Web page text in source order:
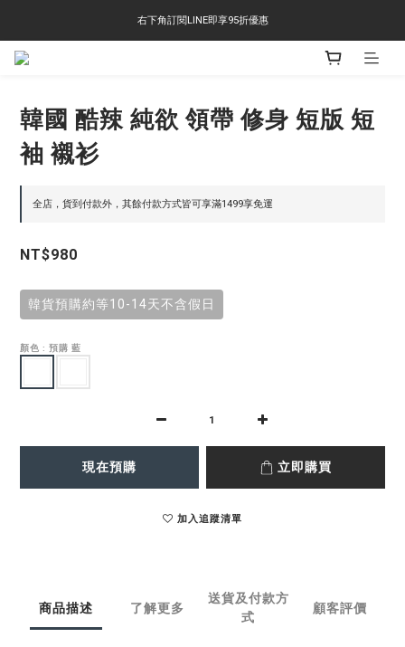
右下角訂閱LINE即享95折優惠
右下角訂閱LINE即享95折優惠
TS-2618 涼感短T 多版型選擇,涼感優惠 單件390 兩件750 三件1000 十件3000
韓國 酷辣 純欲 領帶 修身 短版 短
袖 襯衫
全店，貨到付款外，其餘付款方式皆可享滿1499享免運
NT$980
韓貨預購約等10-14天不含假日
顏色 : 預購 藍
現在預購 立即購買
加入追蹤清單
商品描述 了解更多
送貨及付款方
式
顧客評價